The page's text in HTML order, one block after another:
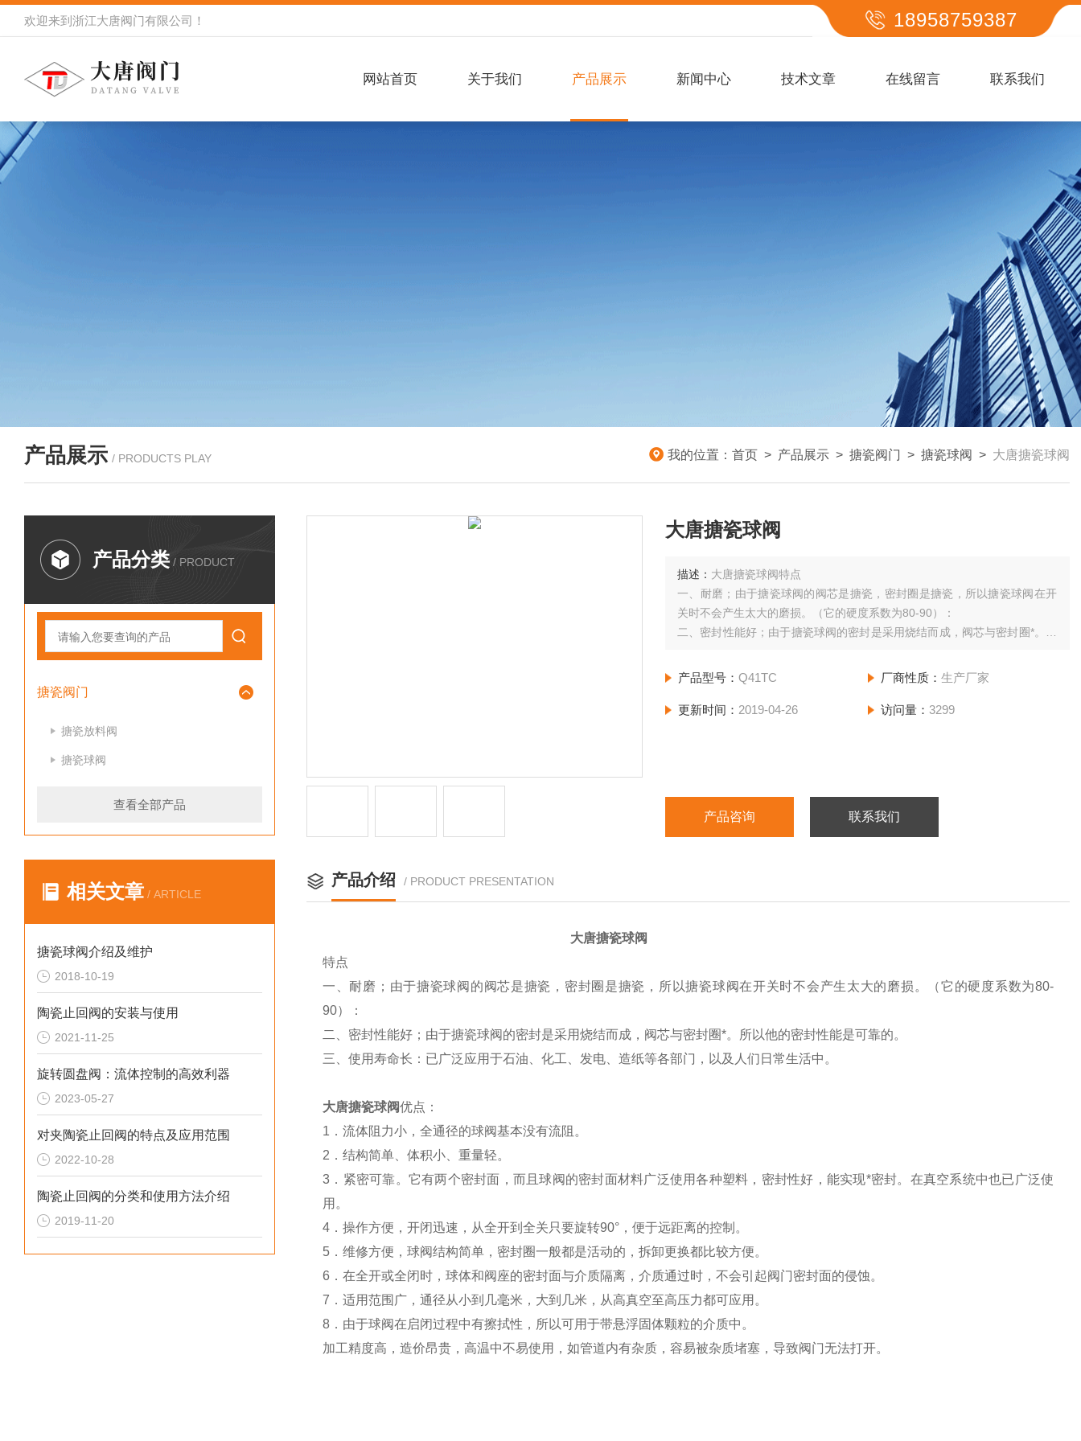
欢迎来到 浙江大唐阀门有限公司 ！ 18958759387
网站首页 关于我们 产品展示 新闻中心 技术文章 在线留言 联系我们
产品展示 / PRODUCTS PLAY 我的位置： 首页 > 产品展示 > 搪瓷阀门 > 搪瓷球阀 > 大唐搪瓷球阀
产品分类 / PRODUCT
搪瓷阀门
搪瓷放料阀
搪瓷球阀
查看全部产品
相关文章 / ARTICLE
搪瓷球阀介绍及维护
2018-10-19
陶瓷止回阀的安装与使用
2021-11-25
旋转圆盘阀：流体控制的高效利器
2023-05-27
对夹陶瓷止回阀的特点及应用范围
2022-10-28
陶瓷止回阀的分类和使用方法介绍
2019-11-20
大唐搪瓷球阀
描述： 大唐搪瓷球阀特点
一、耐磨；由于搪瓷球阀的阀芯是搪瓷，密封圈是搪瓷，所以搪瓷球阀在开
关时不会产生太大的磨损。（它的硬度系数为80-90）：
二、密封性能好；由于搪瓷球阀的密封是采用烧结而成，阀芯与密封圈*。所
三、使用寿命长：已广泛应用于石油、化工、发电、造纸等各部门，以及人
产品型号：Q41TC 厂商性质： 生产厂家
更新时间： 2019-04-26 访问量： 3299
产品咨询 联系我们
产品介绍 / PRODUCT PRESENTATION
大唐搪瓷球阀
特点
一、耐磨；由于搪瓷球阀的阀芯是搪瓷，密封圈是搪瓷，所以搪瓷球阀在开关时不会产生太大的磨损。（它的硬度系数为80-
90）：
二、密封性能好；由于搪瓷球阀的密封是采用烧结而成，阀芯与密封圈*。所以他的密封性能是可靠的。
三、使用寿命长：已广泛应用于石油、化工、发电、造纸等各部门，以及人们日常生活中。
大唐搪瓷球阀优点：
1．流体阻力小，全通径的球阀基本没有流阻。
2．结构简单、体积小、重量轻。
3．紧密可靠。它有两个密封面，而且球阀的密封面材料广泛使用各种塑料，密封性好，能实现*密封。在真空系统中也已广泛使
用。
4．操作方便，开闭迅速，从全开到全关只要旋转90°，便于远距离的控制。
5．维修方便，球阀结构简单，密封圈一般都是活动的，拆卸更换都比较方便。
6．在全开或全闭时，球体和阀座的密封面与介质隔离，介质通过时，不会引起阀门密封面的侵蚀。
7．适用范围广，通径从小到几毫米，大到几米，从高真空至高压力都可应用。
8．由于球阀在启闭过程中有擦拭性，所以可用于带悬浮固体颗粒的介质中。
加工精度高，造价昂贵，高温中不易使用，如管道内有杂质，容易被杂质堵塞，导致阀门无法打开。